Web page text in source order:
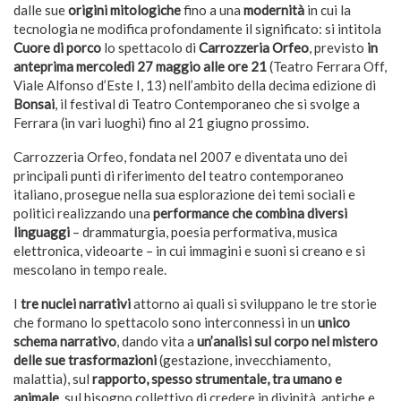
dalle sueorigini mitologichefino a una modernità in cui la
tecnologia ne modifica profondamente il significato: si intitola
Cuore di porco lo spettacolo di Carrozzeria Orfeo, previsto in
anteprima mercoledì 27 maggioalle ore 21(Teatro Ferrara Off,
Viale Alfonso d’Este I, 13) nell’ambito della decima edizione di
Bonsai, il festival di Teatro Contemporaneo che si svolge a
Ferrara (in vari luoghi) fino al 21 giugno prossimo.
Carrozzeria Orfeo, fondata nel 2007 e diventata uno dei
principali punti di riferimento del teatro contemporaneo
italiano, prosegue nella sua esplorazione dei temi sociali e
politici realizzando una performance che combina diversi
linguaggi – drammaturgia, poesia performativa, musica
elettronica, videoarte – in cui immagini e suoni si creano e si
mescolano in tempo reale.
I tre nuclei narrativiattorno ai quali si sviluppano le tre storie
che formano lo spettacolo sono interconnessi in un unico
schema narrativo, dando vita a un’analisi sul corpo nel mistero
delle sue trasformazioni(gestazione, invecchiamento,
malattia), sul rapporto, spesso strumentale, tra umano e
animale, sul bisogno collettivo di credere in divinità, antiche e